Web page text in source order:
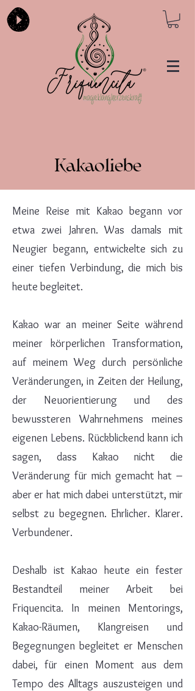
Kakaoliebe
Meine Reise mit Kakao begann vor
etwa zwei Jahren. Was damals mit
Neugier begann, entwickelte sich zu
einer tiefen Verbindung, die mich bis
heute begleitet.
Kakao war an meiner Seite während
meiner körperlichen Transformation,
auf meinem Weg durch persönliche
Veränderungen, in Zeiten der Heilung,
der Neuorientierung und des
bewussteren Wahrnehmens meines
eigenen Lebens. Rückblickend kann ich
sagen, dass Kakao nicht die
Veränderung für mich gemacht hat –
aber er hat mich dabei unterstützt, mir
selbst zu begegnen. Ehrlicher. Klarer.
Verbundener.
Deshalb ist Kakao heute ein fester
Bestandteil meiner Arbeit bei
Friquencita. In meinen Mentorings,
Kakao-Räumen, Klangreisen und
Begegnungen begleitet er Menschen
dabei, für einen Moment aus dem
Tempo des Alltags auszusteigen und